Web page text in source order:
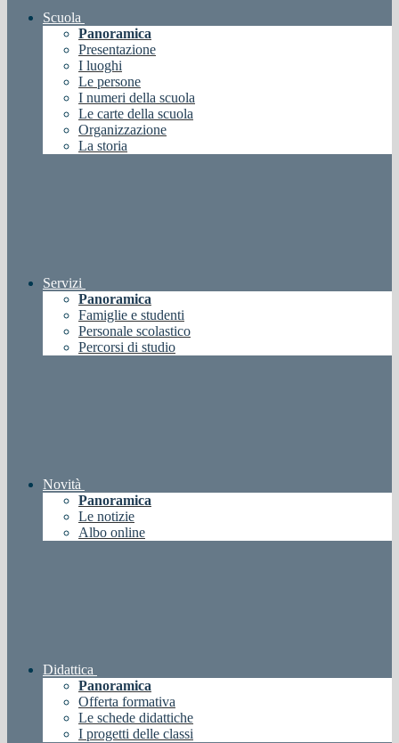
Scuola
Panoramica
Presentazione
I luoghi
Le persone
I numeri della scuola
Le carte della scuola
Organizzazione
La storia
Servizi
Panoramica
Famiglie e studenti
Personale scolastico
Percorsi di studio
Novità
Panoramica
Le notizie
Albo online
Didattica
Panoramica
Offerta formativa
Le schede didattiche
I progetti delle classi